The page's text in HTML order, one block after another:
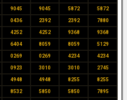
9045 9045 5872 5872
0436 2392 2392 7880
4252 4252 9368 9368
6404 8059 8059 5129
0269 0269 4234 4234
0923 3010 3010 2745
4948 4948 8255 8255
8532 5850 5850 7895